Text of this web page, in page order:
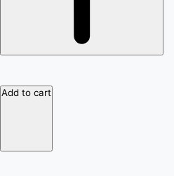
Add to cart